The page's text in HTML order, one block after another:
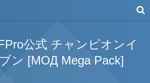
公式 チャンピオンイ
ン [МОД Mega Pack]